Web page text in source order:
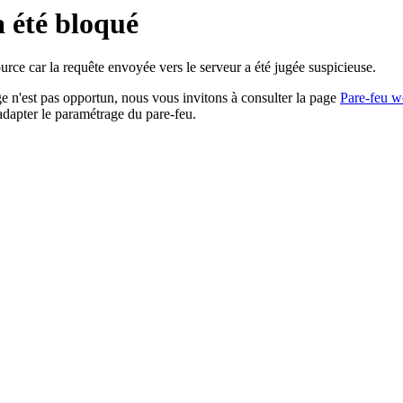
été bloqué
car la requête envoyée vers le serveur a été jugée suspicieuse.
n'est pas opportun, nous vous invitons à consulter la page Pare-feu
le paramétrage du pare-feu.